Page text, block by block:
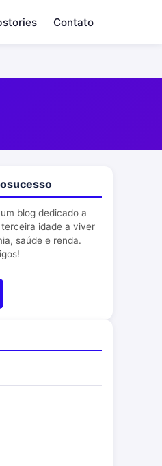
Contato
blog dedicado a
idade a viver
saúde e renda.